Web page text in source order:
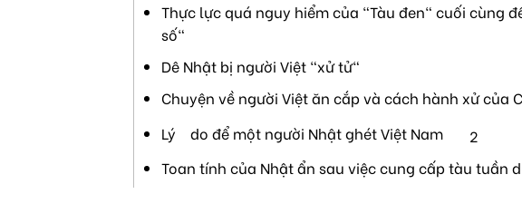
Thực lực quá nguy hiểm của "Tàu đen" cuối cùng
số"
Dê Nhật bị người Việt "xử tử"
Chuyện về người Việt ăn cắp và cách hành xử của
Lý do để một người Nhật ghét Việt Nam
2
Toan tính của Nhật ẩn sau việc cung cấp tàu tuần